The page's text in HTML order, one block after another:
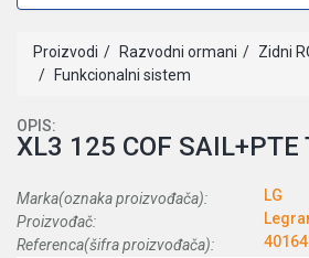
Proizvodi Razvodni ormani
Zidni
Funkcionalni sistem
OPIS:
XL3 125 COF SAIL+PTE
Marka(oznaka proizvođača):
LG
Proizvođač:
Referenca(šifra proizvođača):